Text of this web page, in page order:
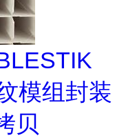
模组封装
贝